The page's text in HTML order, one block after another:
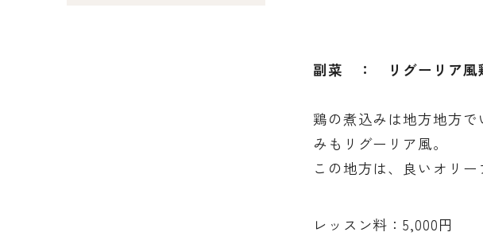
副菜 ： リグーリア風
鶏の煮込みは地方地方
みもリグーリア風。
この地方は、良いオリ
レッスン料：5,000円